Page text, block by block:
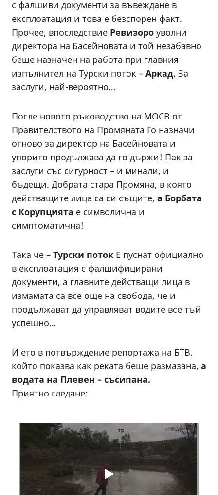
с фалшиви документи за въвеждане в
експлоатация и това е безспорен факт.
Прочее, впоследствие Ревизоро уволни
директора на Басейновата и той незабавно
беше назначен на работа при главния
изпълнител на Турски поток – Аркад. За
заслуги, най-вероятно…
После новото ръководство на МОСВ от
Правителството на Промяната Го назначи
отново за директор на Басейновата и
упорито продължава да го държи! Пак за
заслуги със сигурност – и минали, и
бъдещи. Добрата стара Промяна, в която
действащите лица са си същите, а Борбата
с Корупцията е символична и
симптоматична!
Така че – Турски поток Е пуснат официално
в експлоатация с фалшифицирани
документи, а главните действащи лица в
измамата са все още на свобода, че и
продължават да управляват водите все тъй
успешно…
И ето в потвърждение репортажа на БТВ,
който показва как реката беше размазана, а
водата на Плевен – съсипана.
Приятно гледане: